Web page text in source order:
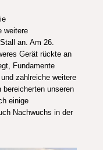
weitere
an. Am 26.
Gerät rückte an
Fundamente
zahlreiche weitere
bereicherten unseren
einige
Nachwuchs in der